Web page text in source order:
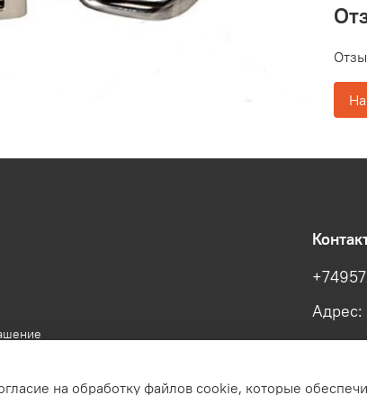
Адрес:
на обработку файлов cookie, которые